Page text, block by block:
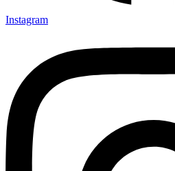
Instagram